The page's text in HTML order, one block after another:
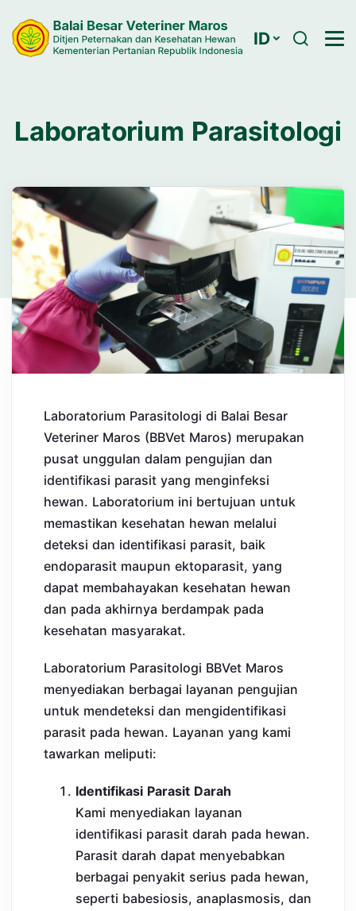
ID
Laboratorium Parasitologi
Laboratorium Parasitologi di Balai Besar
Veteriner Maros (BBVet Maros) merupakan
pusat unggulan dalam pengujian dan
identifikasi parasit yang menginfeksi
hewan. Laboratorium ini bertujuan untuk
memastikan kesehatan hewan melalui
deteksi dan identifikasi parasit, baik
endoparasit maupun ektoparasit, yang
dapat membahayakan kesehatan hewan
dan pada akhirnya berdampak pada
kesehatan masyarakat.
Laboratorium Parasitologi BBVet Maros
menyediakan berbagai layanan pengujian
untuk mendeteksi dan mengidentifikasi
parasit pada hewan. Layanan yang kami
tawarkan meliputi:
Identifikasi Parasit Darah
Kami menyediakan layanan
identifikasi parasit darah pada hewan.
Parasit darah dapat menyebabkan
berbagai penyakit serius pada hewan,
seperti babesiosis, anaplasmosis, dan